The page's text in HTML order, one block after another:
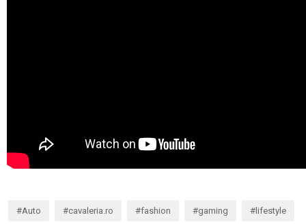
Auto cavaleria.ro fashion gaming lifestyle